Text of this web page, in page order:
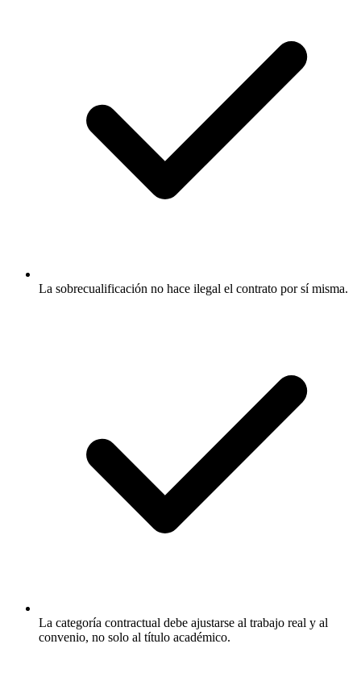
La sobrecualificación no hace ilegal el contrato por sí misma.
La categoría contractual debe ajustarse al trabajo real y al
convenio, no solo al título académico.